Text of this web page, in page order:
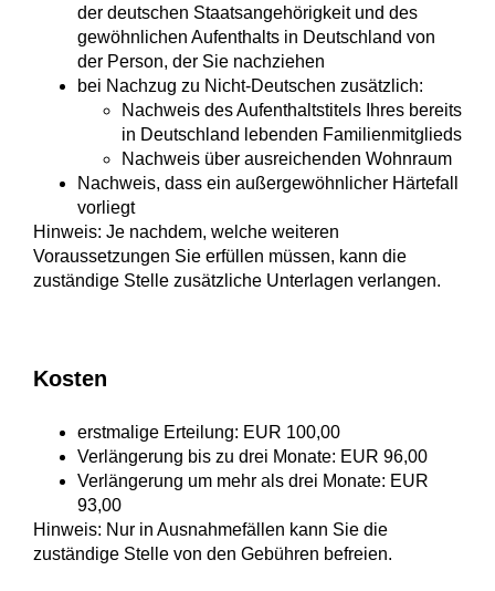
der deutschen Staatsangehörigkeit und des
gewöhnlichen Aufenthalts in Deutschland von
der Person, der Sie nachziehen
bei Nachzug zu Nicht-Deutschen zusätzlich:
Nachweis des Aufenthaltstitels Ihres bereits
in Deutschland lebenden Familienmitglieds
Nachweis über ausreichenden Wohnraum
Nachweis, dass ein außergewöhnlicher Härtefall
vorliegt
Hinweis: Je nachdem, welche weiteren
Voraussetzungen Sie erfüllen müssen, kann die
zuständige Stelle zusätzliche Unterlagen verlangen.
Kosten
erstmalige Erteilung: EUR 100,00
Verlängerung bis zu drei Monate: EUR 96,00
Verlängerung um mehr als drei Monate: EUR
93,00
Hinweis: Nur in Ausnahmefällen kann Sie die
zuständige Stelle von den Gebühren befreien.